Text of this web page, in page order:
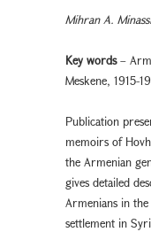
Mihran A.
Key words–
Meskene, 1915-
Publication
memoirs of
the Armenian
gives detailed
Armenians in
settlement in